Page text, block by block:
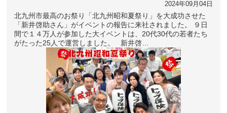
2024年09月04日
北九州市最高のお祭り「北九州昭和夏祭り」を大成功させた
「新井啓助さん」がイベントの報告に来社されました。 ９日
間で１４万人が参加した大イベントは、20代30代の若者たち
がたった25人で運営しました。 新井啓…